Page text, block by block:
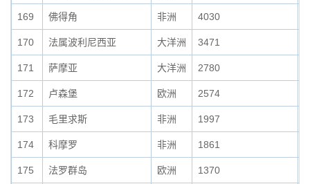
169 佛得角 非洲 4030
170 法属波利尼西亚 大洋洲 3471
171 萨摩亚 大洋洲 2780
172 卢森堡 欧洲 2574
173 毛里求斯 非洲 1997
174 科摩罗 非洲 1861
175 法罗群岛 欧洲 1370